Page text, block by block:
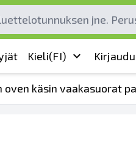
Kieli(FI)
käsin vaakasuorat